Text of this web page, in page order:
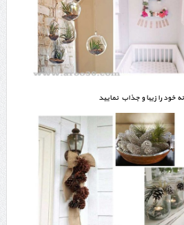
خود را زیبا و جذاب نمایید